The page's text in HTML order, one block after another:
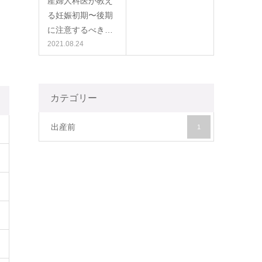
る妊娠初期〜後期
に注意するべき…
2021.08.24
カテゴリー
出産前 1